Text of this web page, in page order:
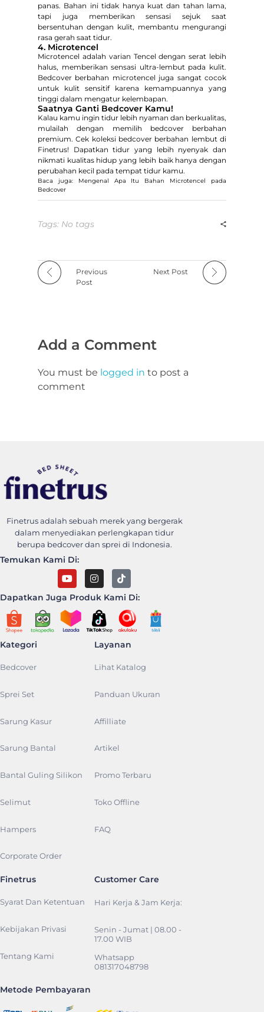
panas. Bahan ini tidak hanya kuat dan tahan lama,
tapi juga memberikan sensasi sejuk saat
bersentuhan dengan kulit, membantu mengurangi
rasa gerah saat tidur.
4. Microtencel
Microtencel adalah varian Tencel dengan serat lebih
halus, memberikan sensasi ultra-lembut pada kulit.
Bedcover berbahan microtencel juga sangat cocok
untuk kulit sensitif karena kemampuannya yang
tinggi dalam mengatur kelembapan.
Saatnya Ganti Bedcover Kamu!
Kalau kamu ingin tidur lebih nyaman dan berkualitas,
mulailah dengan memilih bedcover berbahan
premium. Cek koleksi bedcover berbahan lembut di
Finetrus! Dapatkan tidur yang lebih nyenyak dan
nikmati kualitas hidup yang lebih baik hanya dengan
perubahan kecil pada tempat tidur kamu.
Baca juga: Mengenal Apa Itu Bahan Microtencel pada
Bedcover
Tags: No tags
Previous
Post
Next Post
Add a Comment
You must be logged in to post a
comment
Finetrus Bedcover
Finetrus adalah sebuah merek yang bergerak
dalam menyediakan perlengkapan tidur
berupa bedcover dan sprei di Indonesia.
Temukan Kami Di:
Dapatkan Juga Produk Kami Di:
Kategori
Bedcover
Sprei Set
Sarung Kasur
Sarung Bantal
Bantal Guling Silikon
Selimut
Hampers
Corporate Order
Layanan
Lihat Katalog
Panduan Ukuran
Affilliate
Artikel
Promo Terbaru
Toko Offline
FAQ
Finetrus
Syarat Dan Ketentuan
Kebijakan Privasi
Tentang Kami
Customer Care
Hari Kerja & Jam Kerja:
Senin - Jumat | 08.00 -
17.00 WIB
Whatsapp
081317048798
Metode Pembayaran